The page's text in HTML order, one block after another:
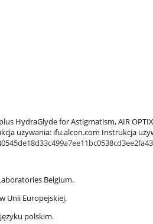
HydraGlyde for Astigmatism, AIR
używania: ifu.alcon.com Instrukcja
Belgium.
Unii Europejskiej.
polskim.